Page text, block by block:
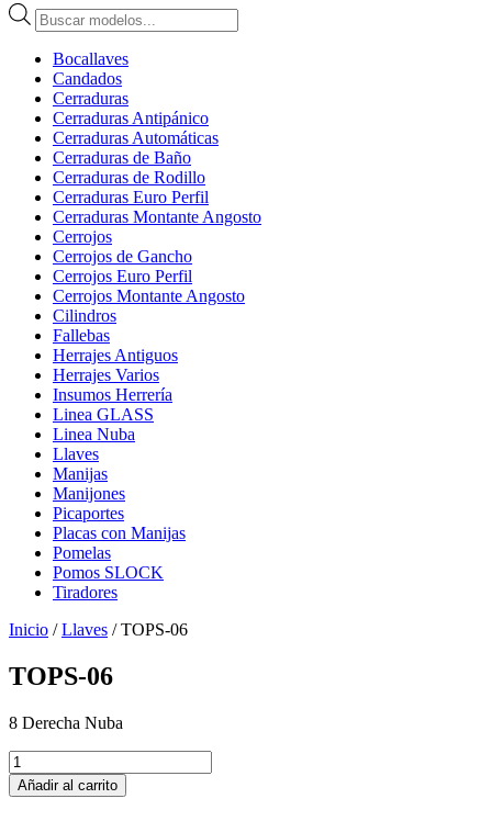
Búsqueda
de
productos
Bocallaves
Candados
Cerraduras
Cerraduras Antipánico
Cerraduras Automáticas
Cerraduras de Baño
Cerraduras de Rodillo
Cerraduras Euro Perfil
Cerraduras Montante Angosto
Cerrojos
Cerrojos de Gancho
Cerrojos Euro Perfil
Cerrojos Montante Angosto
Cilindros
Fallebas
Herrajes Antiguos
Herrajes Varios
Insumos Herrería
Linea GLASS
Linea Nuba
Llaves
Manijas
Manijones
Picaportes
Placas con Manijas
Pomelas
Pomos SLOCK
Tiradores
Inicio /Llaves / TOPS-06
TOPS-06
8 Derecha Nuba
TOPS-
06
cantidad
Añadir al carrito